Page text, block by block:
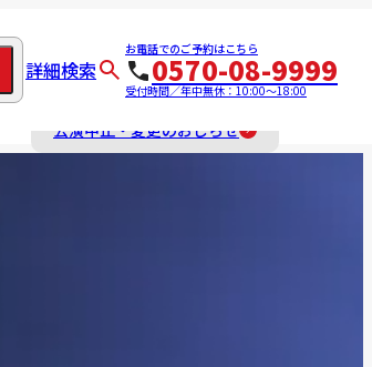
詳細検索
お電話でのご予約はこちら
0570-08-9999
受付時間／年中無休：10:00～18:00
公演中止・変更のおしらせ